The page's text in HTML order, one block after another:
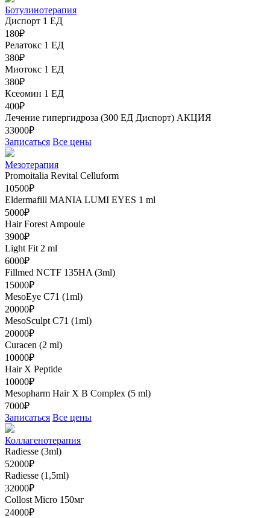
Ботулинотерапия
Диспорт 1 ЕД
180₽
Релатокс 1 ЕД
380₽
Миотокс 1 ЕД
380₽
Ксеомин 1 ЕД
400₽
Лечение гипергидроза (300 ЕД Диспорт) АКЦИЯ
33000₽
Записаться Все цены
Мезотерапия
Promoitalia Revital Celluform
10500₽
Eldermafill MANIA LUMI EYES 1 ml
5000₽
Hair Forest Ampoule
3900₽
Light Fit 2 ml
6000₽
Fillmed NCTF 135HA (3ml)
15000₽
MesoEye C71 (1ml)
20000₽
MesoSculpt C71 (1ml)
20000₽
Curacen (2 ml)
10000₽
Hair X Peptide
10000₽
Mesopharm Hair X В Complex (5 ml)
7000₽
Записаться Все цены
Коллагенотерапия
Radiesse (3ml)
52000₽
Radiesse (1,5ml)
32000₽
Collost Micro 150мг
24000₽